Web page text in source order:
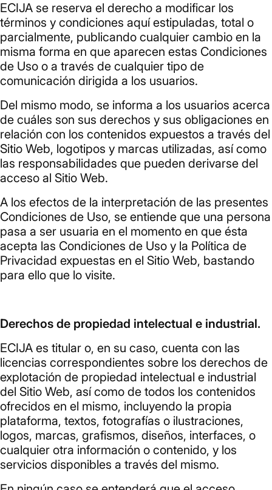
ECIJA se reserva el derecho a modificar los
términos y condiciones aquí estipuladas, total o
parcialmente, publicando cualquier cambio en la
misma forma en que aparecen estas Condiciones
de Uso o a través de cualquier tipo de
comunicación dirigida a los usuarios.
Del mismo modo, se informa a los usuarios acerca
de cuáles son sus derechos y sus obligaciones en
relación con los contenidos expuestos a través del
Sitio Web, logotipos y marcas utilizadas, así como
las responsabilidades que pueden derivarse del
acceso al Sitio Web.
A los efectos de la interpretación de las presentes
Condiciones de Uso, se entiende que una persona
pasa a ser usuaria en el momento en que ésta
acepta las Condiciones de Uso y la Política de
Privacidad expuestas en el Sitio Web, bastando
para ello que lo visite.
Derechos de propiedad intelectual e industrial.
ECIJA es titular o, en su caso, cuenta con las
licencias correspondientes sobre los derechos de
explotación de propiedad intelectual e industrial
del Sitio Web, así como de todos los contenidos
ofrecidos en el mismo, incluyendo la propia
plataforma, textos, fotografías o ilustraciones,
logos, marcas, grafismos, diseños, interfaces, o
cualquier otra información o contenido, y los
servicios disponibles a través del mismo.